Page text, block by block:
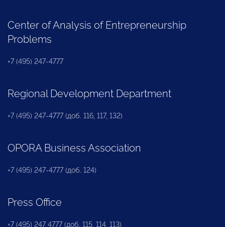
Center of Analysis of Entrepreneurship
Problems
+7 (495) 247-4777
Regional Development Department
+7 (495) 247-4777 (доб. 116, 117, 132)
OPORA Business Association
+7 (495) 247-4777 (доб. 124)
Press Office
+7 (495) 247 4777 (доб. 115, 114, 113)